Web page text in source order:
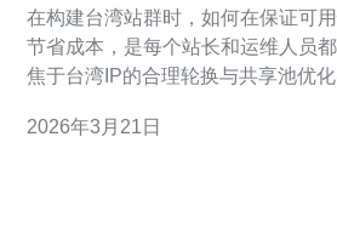
在构建台湾站群时，如何在保证可
节省成本，是每个站长和运维人员
焦于台湾IP的合理轮换与共享池优
可落地的思路与购买建议。 首先要认清成本构成：台湾
2026年3月21日